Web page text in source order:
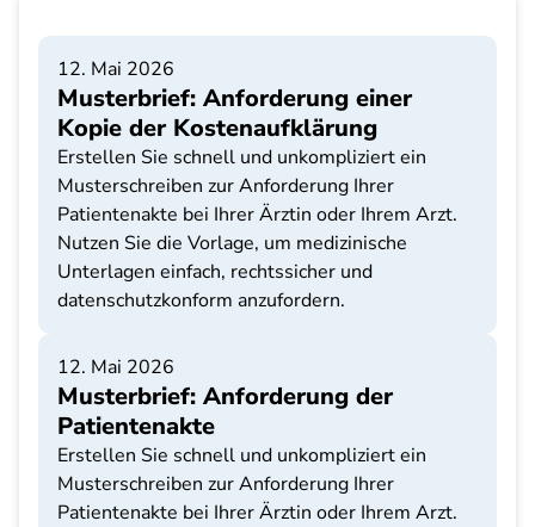
12. Mai 2026
Musterbrief: Anforderung einer
Kopie der Kostenaufklärung
Erstellen Sie schnell und unkompliziert ein
Musterschreiben zur Anforderung Ihrer
Patientenakte bei Ihrer Ärztin oder Ihrem Arzt.
Nutzen Sie die Vorlage, um medizinische
Unterlagen einfach, rechtssicher und
datenschutzkonform anzufordern.
12. Mai 2026
Musterbrief: Anforderung der
Patientenakte
Erstellen Sie schnell und unkompliziert ein
Musterschreiben zur Anforderung Ihrer
Patientenakte bei Ihrer Ärztin oder Ihrem Arzt.